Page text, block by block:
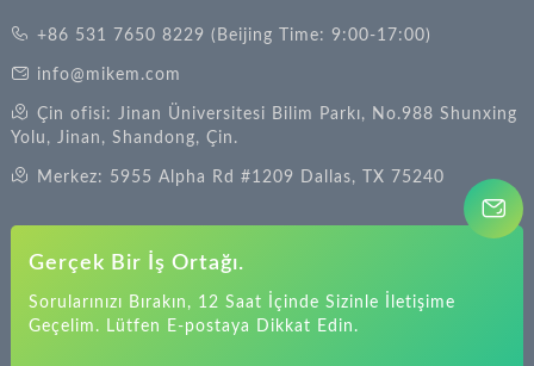
+86 531 7650 8229 (Beijing Time: 9:00-17:00)
info@mikem.com
Çin ofisi: Jinan Üniversitesi Bilim Parkı, No.988 Shunxing
Yolu, Jinan, Shandong, Çin.
Merkez: 5955 Alpha Rd #1209 Dallas, TX 75240
Gerçek Bir İş Ortağı.
Sorularınızı Bırakın, 12 Saat İçinde Sizinle İletişime
Geçelim. Lütfen E-postaya Dikkat Edin.